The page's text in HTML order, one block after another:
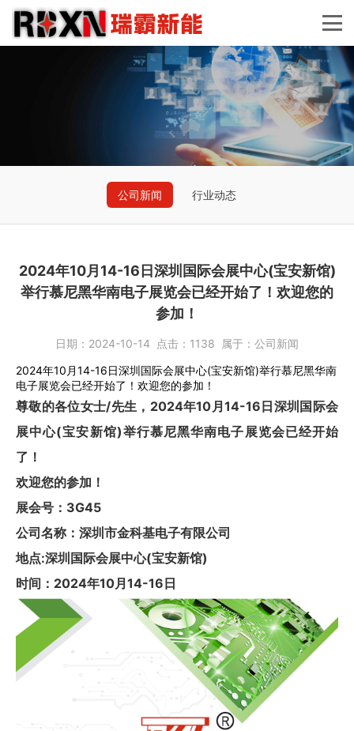
公司新闻 行业动态
2024年10月14-16日深圳国际会展中心(宝安新馆)
举行慕尼黑华南电子展览会已经开始了！欢迎您的
参加！
日期： 2024-10-14 点击： 1138 属于： 公司新闻
2024年10月14-16日深圳国际会展中心(宝安新馆)举行慕尼黑华南
电子展览会已经开始了！欢迎您的参加！
尊敬的各位女士/先生，2024年10月14-16日深圳国际会
展中心(宝安新馆)举行慕尼黑华南电子展览会已经开始
了！
欢迎您的参加！
展会号：3G45
公司名称：深圳市金科基电子有限公司
地点:深圳国际会展中心(宝安新馆)
时间：2024年10月14-16日